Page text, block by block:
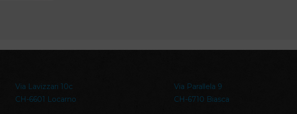
Via Lavizzari 10c
CH-6601 Locarno
Via Parallela 9
CH-6710 Biasca